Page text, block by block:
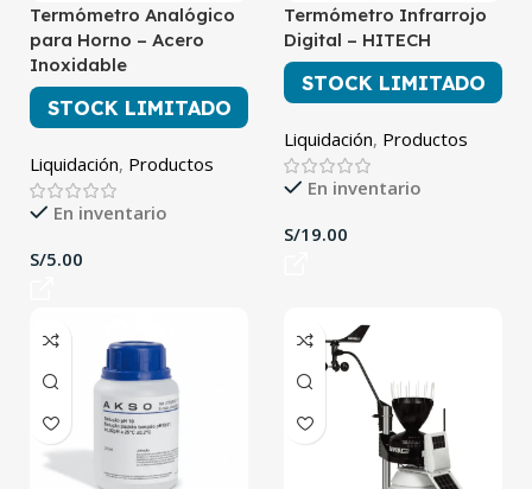
Termómetro Analógico
para Horno – Acero
Inoxidable
STOCK LIMITADO
Liquidación, Productos
En inventario
S/
Termómetro Infrarrojo
Digital – HITECH
STOCK LIMITADO
Liquidación, Productos
En inventario
S/